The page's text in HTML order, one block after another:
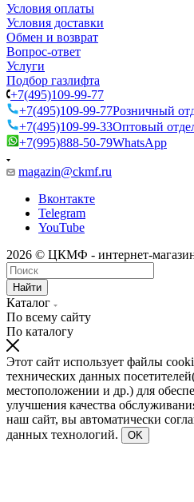
Условия оплаты
Условия доставки
Обмен и возврат
Вопрос-ответ
Услуги
Подбор газлифта
+7(495)109-99-77
+7(495)109-99-77Розничный
+7(495)109-99-33Оптовый
+7(995)888-50-79WhatsApp
magazin@ckmf.ru
Вконтакте
Telegram
YouTube
2026 © ЦКМФ - интернет-
Найти
Каталог
По всему сайту
По каталогу
Этот сайт использует файлы
технических данных
местоположении и др.) для
улучшения качества
наш сайт, вы автоматически
данных технологий.
OK